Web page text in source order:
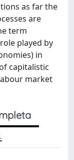
as far the
are
term
played by
in
capitalistic
market